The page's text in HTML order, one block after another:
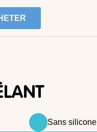
Sans silicone